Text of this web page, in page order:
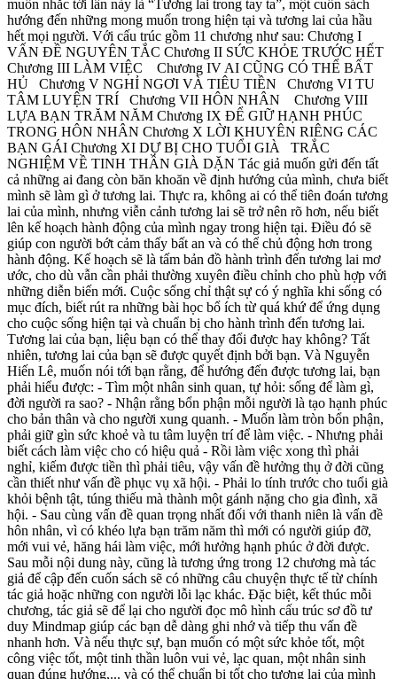
muốn nhắc tới lần này là “Tương lai trong tay ta”, một cuốn sách
hướng đến những mong muốn trong hiện tại và tương lai của hầu
hết mọi người. Với cấu trúc gồm 11 chương như sau: Chương I
VẤN ĐỀ NGUYÊN TẮC Chương II SỨC KHỎE TRƯỚC HẾT
Chương III LÀM VIỆC Chương IV AI CŨNG CÓ THỂ BẤT
HỦ Chương V NGHỈ NGƠI VÀ TIÊU TIỀN Chương VI TU
TÂM LUYỆN TRÍ Chương VII HÔN NHÂN Chương VIII
LỰA BẠN TRĂM NĂM Chương IX ĐỂ GIỮ HẠNH PHÚC
TRONG HÔN NHÂN Chương X LỜI KHUYÊN RIÊNG CÁC
BẠN GÁI Chương XI DỰ BỊ CHO TUỔI GIÀ TRẮC
NGHIỆM VỀ TINH THẦN GIÀ DẶN Tác giả muốn gửi đến tất
cả những ai đang còn băn khoăn về định hướng của mình, chưa biết
mình sẽ làm gì ở tương lai. Thực ra, không ai có thể tiên đoán tương
lai của mình, nhưng viễn cảnh tương lai sẽ trở nên rõ hơn, nếu biết
lên kế hoạch hành động của mình ngay trong hiện tại. Điều đó sẽ
giúp con người bớt cảm thấy bất an và có thể chủ động hơn trong
hành động. Kế hoạch sẽ là tấm bản đồ hành trình đến tương lai mơ
ước, cho dù vẫn cần phải thường xuyên điều chỉnh cho phù hợp với
những diễn biến mới. Cuộc sống chỉ thật sự có ý nghĩa khi sống có
mục đích, biết rút ra những bài học bổ ích từ quá khứ để ứng dụng
cho cuộc sống hiện tại và chuẩn bị cho hành trình đến tương lai.
Tương lai của bạn, liệu bạn có thể thay đổi được hay không? Tất
nhiên, tương lai của bạn sẽ được quyết định bởi bạn. Và Nguyễn
Hiến Lê, muốn nói tới bạn rằng, để hướng đến được tương lai, bạn
phải hiểu được: - Tìm một nhân sinh quan, tự hỏi: sống để làm gì,
đời người ra sao? - Nhận rằng bổn phận mỗi người là tạo hạnh phúc
cho bản thân và cho người xung quanh. - Muốn làm tròn bổn phận,
phải giữ gìn sức khoẻ và tu tâm luyện trí để làm việc. - Nhưng phải
biết cách làm việc cho có hiệu quả - Rồi làm việc xong thì phải
nghỉ, kiếm được tiền thì phải tiêu, vậy vấn đề hưởng thụ ở đời cũng
cần thiết như vấn đề phục vụ xã hội. - Phải lo tính trước cho tuổi già
khỏi bệnh tật, túng thiếu mà thành một gánh nặng cho gia đình, xã
hội. - Sau cùng vấn đề quan trọng nhất đối với thanh niên là vấn đề
hôn nhân, vì có khéo lựa bạn trăm năm thì mới có người giúp đỡ,
mới vui vẻ, hăng hái làm việc, mới hưởng hạnh phúc ở đời được.
Sau mỗi nội dung này, cũng là tương ứng trong 12 chương mà tác
giả để cập đến cuốn sách sẽ có những câu chuyện thực tế từ chính
tác giả hoặc những con người lỗi lạc khác. Đặc biệt, kết thúc mỗi
chương, tác giả sẽ để lại cho người đọc mô hình cấu trúc sơ đồ tư
duy Mindmap giúp các bạn dễ dàng ghi nhớ và tiếp thu vấn đề
nhanh hơn. Và nếu thực sự, bạn muốn có một sức khỏe tốt, một
công việc tốt, một tinh thần luôn vui vẻ, lạc quan, một nhân sinh
quan đúng hướng,... và có thể chuẩn bị tốt cho tương lai của mình